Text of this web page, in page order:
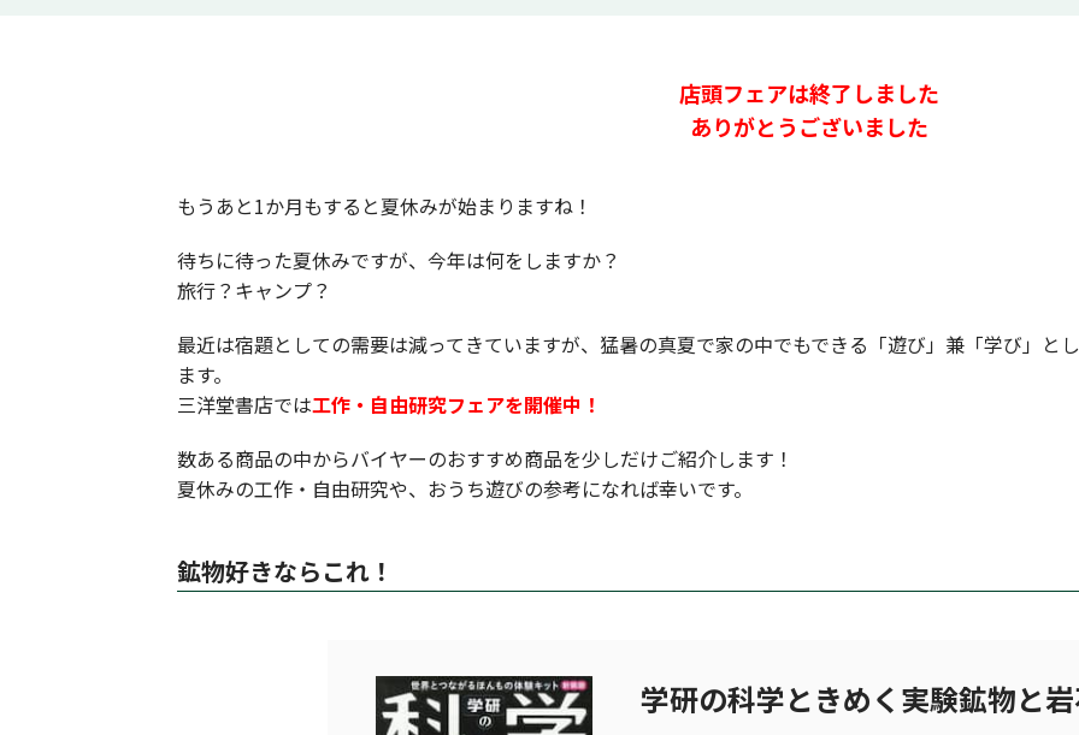
店頭フェアは終了しました
ありがとうございました
もうあと1か月もすると夏休みが始まりますね！
待ちに待った夏休みですが、今年は何をしますか？
旅行？キャンプ？
最近は宿題としての需要は減ってきていますが、猛暑の真夏で家の中でもできる「遊び」兼「学び」と
ます。
三洋堂書店では工作・自由研究フェアを開催中！
数ある商品の中からバイヤーのおすすめ商品を少しだけご紹介します！
夏休みの工作・自由研究や、おうち遊びの参考になれば幸いです。
鉱物好きならこれ！
学研の科学ときめく実験鉱物と